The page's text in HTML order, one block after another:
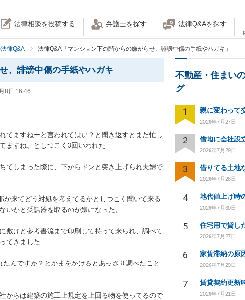
法律相談を投稿する 弁護士を探す 法律Q&Aを探す
律Q&A 法律Q&A「マンション下の階からの嫌がらせ、誹謗中傷の手紙やハガキ」
、誹謗中傷の手紙やハガキ
8日 16:46
てますねーと言われてはい？と聞き返すとまた忙し
ますね。としつこく3回いわれた
てしまった際に、下からドンと突き上げられ夫婦で
来てどう対処を考えてるかとしつこく聞いて来る
いかと受話器を取るのが嫌になった。
敷けと参考書流まで印刷して持って来られ、調べて
てきました
んですか？とかまをかけるとあっさり調べたこと
からは建築の施工上規定を上回る物を使ってるので
不動産・住まい
グ
1
2026年7月27日
2 借地に会社設
2026年7月29日
3
2026年7月28日
4 地代値上げ時
2026年7月30日
5
2026年7月27日
6
2026年7月29日
7
2026年7月21日